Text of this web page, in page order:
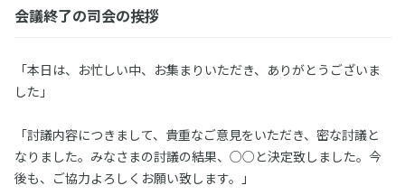
会議終了の司会の挨拶
「本日は、お忙しい中、お集まりいただき、ありがとうございま
した」
「討議内容につきまして、貴重なご意見をいただき、密な討議と
なりました。みなさまの討議の結果、○○と決定致しました。今
後も、ご協力よろしくお願い致します。」